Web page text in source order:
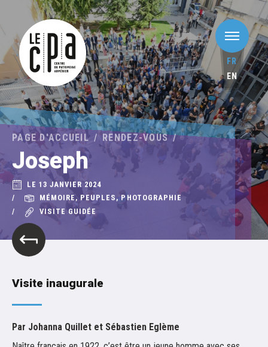
FR
EN
PAGE D'ACCUEIL RENDEZ-VOUS
Joseph
LE 13 JANVIER 2024
MÉMOIRE, PEUPLES, PHOTOGRAPHIE
VISITE GUIDÉE
Visite inaugurale
Par Johanna Quillet et Sébastien Eglème